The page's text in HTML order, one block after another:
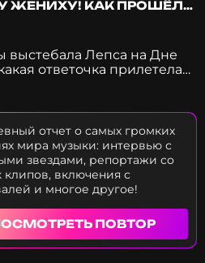
ЖЕНИХУ! КАК ПРОШЁЛ
2026?
выстебала Лепса на Дне
ответочка прилетела
жениху. Какой
мужчин у поющей
ли ей штамп в паспорте?
Цой чуть не
с костюмами певицы?
Киркорова? Super
что захейтили Леди Гагу?
в подтанцовку? И
опять недоволен?
отчет о самых громких
мира музыки: интервью с
звездами, репортажи со
клипов, включения с
и многое другое!
ПОВТОР